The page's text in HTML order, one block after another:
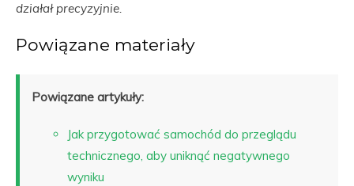
działał precyzyjnie.
Powiązane materiały
Powiązane artykuły:
Jak przygotować samochód do przeglądu
technicznego, aby uniknąć negatywnego
wyniku